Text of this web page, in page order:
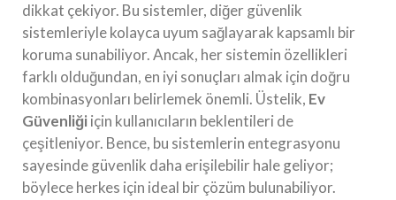
dikkat çekiyor. Bu sistemler, diğer güvenlik
sistemleriyle kolayca uyum sağlayarak kapsamlı bir
koruma sunabiliyor. Ancak, her sistemin özellikleri
farklı olduğundan, en iyi sonuçları almak için doğru
kombinasyonları belirlemek önemli. Üstelik, Ev
Güvenliğiiçin kullanıcıların beklentileri de
çeşitleniyor. Bence, bu sistemlerin entegrasyonu
sayesinde güvenlik daha erişilebilir hale geliyor;
böylece herkes için ideal bir çözüm bulunabiliyor.